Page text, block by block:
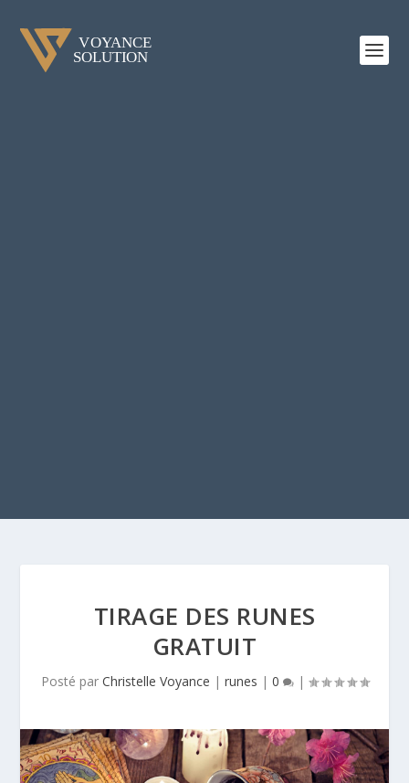
TIRAGE DES RUNES
GRATUIT
Posté par Christelle Voyance | runes | 0 |